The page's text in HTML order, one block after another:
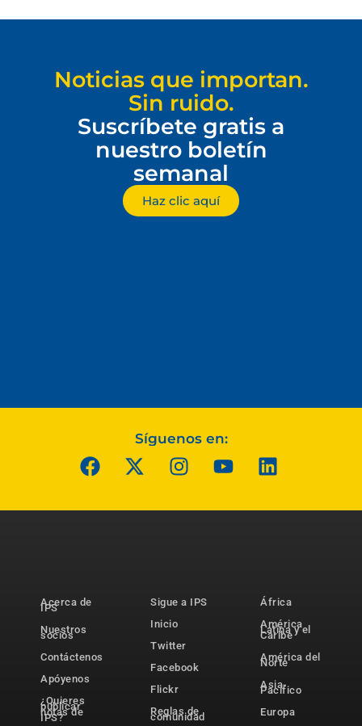
Noticias que importan.
Sin ruido.
Suscríbete gratis a
nuestro boletín
semanal
Haz clic aquí
Síguenos en:
Acerca de
IPS
Nuestros
socios
Contáctenos
Apóyenos
¿Quieres
publicar
notas de
IPS?
Sigue a IPS
Inicio
Twitter
Facebook
Flickr
Reglas de
comunidad
África
América
Latina y el
Caribe
América del
Norte
Asia-
Pacífico
Europa